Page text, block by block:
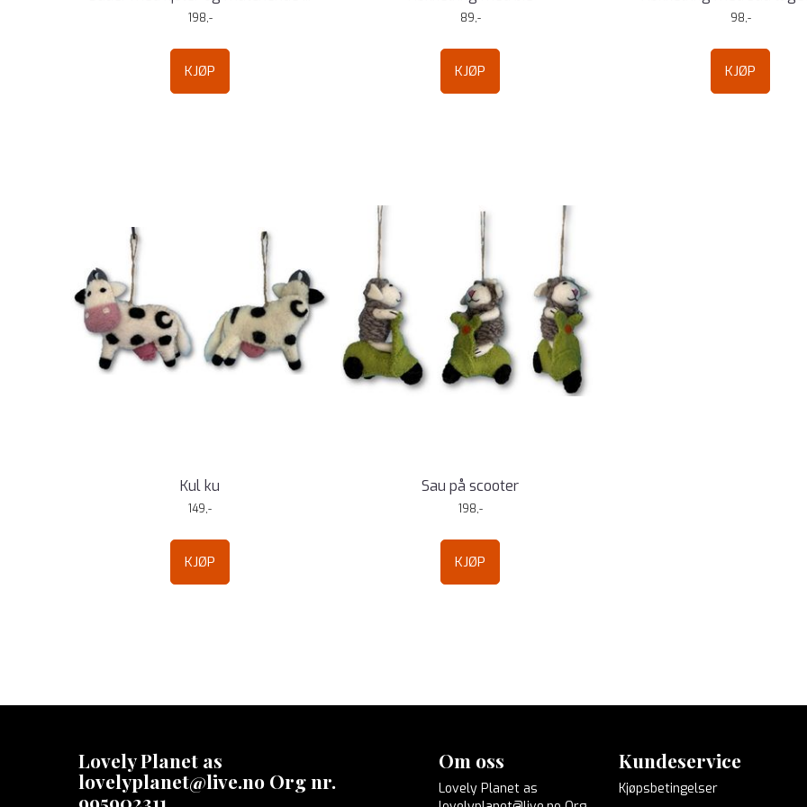
198,-
KJØP
89,-
KJØP
98,-
KJØP
Kul ku
149,-
KJØP
Sau på scooter
198,-
KJØP
Lovely Planet as
lovelyplanet@live.no Org nr.
995902311
Om oss
Lovely Planet as
Kundeservice
Kjøpsbetingelser